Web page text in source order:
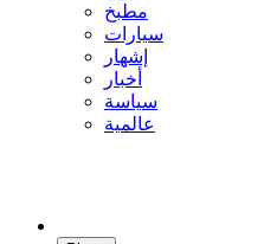
مطبخ
سيارات
إشهار
أخبار
سياسة
عالمية